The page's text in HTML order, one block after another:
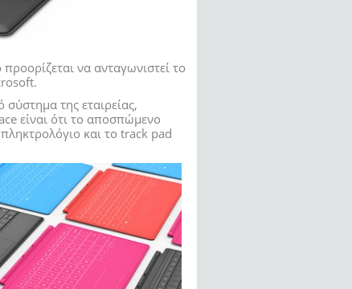
να ανταγωνιστεί το
της εταιρείας,
είναι ότι το αποσπώμενο
και το track pad